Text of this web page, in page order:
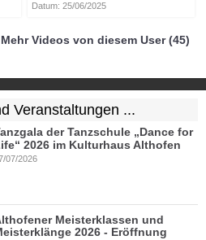
Datum: 25/06/2025
Mehr Videos von diesem User (45)
Veranstaltungen ...
der Tanzschule „Dance for
2026 im Kulturhaus Althofen
07/2026
Meisterklassen und
2026 - Eröffnung